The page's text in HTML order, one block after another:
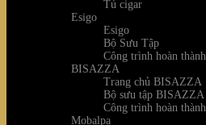
Tủ cigar
Esigo
Esigo
Bộ Sưu Tập
Công trình hoàn thành
BISAZZA
Trang chủ BISAZZA
Bộ sưu tập BISAZZA
Công trình hoàn thành
Mobalpa